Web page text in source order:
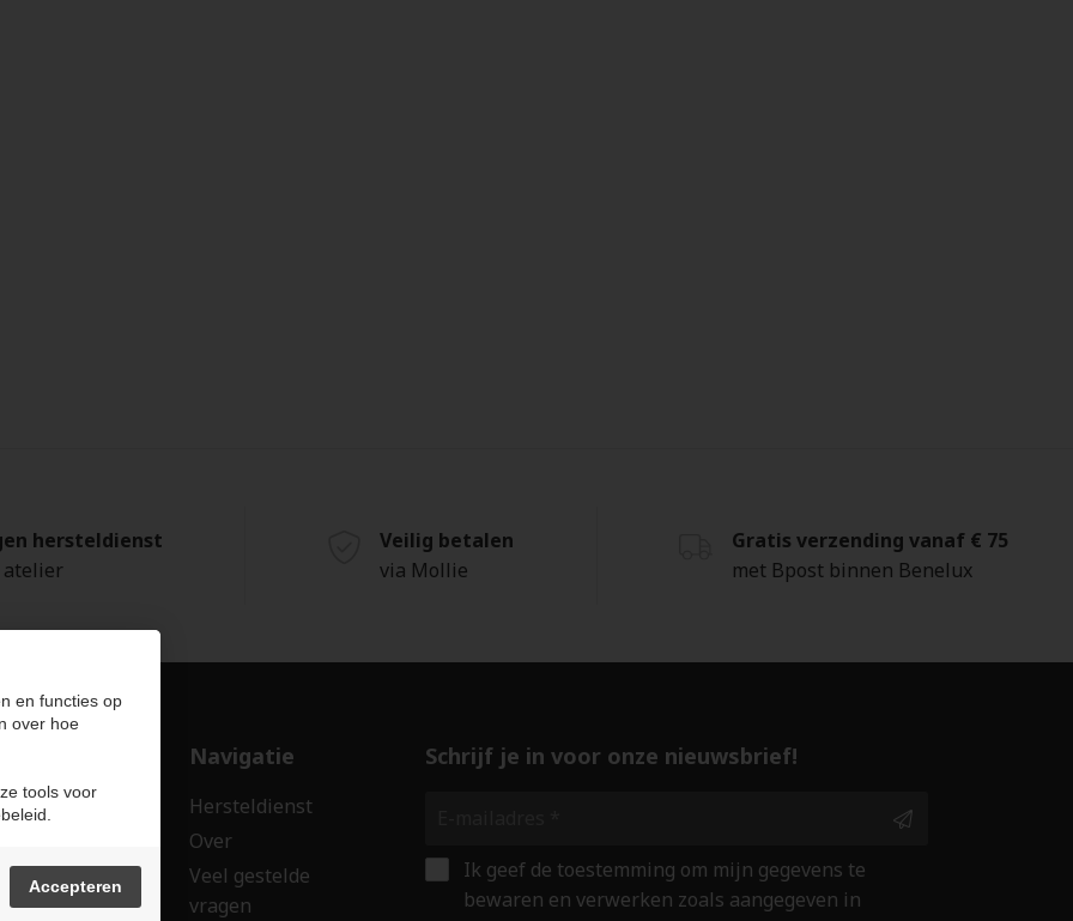
hersteldienst
atelier
Veilig betalen
via Mollie
Gratis verzending vanaf € 75
met Bpost binnen Benelux
Navigatie
Hersteldienst
Over
Veel gestelde
vragen
Schrijf je in voor onze nieuwsbrief!
Ik geef de toestemming om mijn gegevens te
bewaren en verwerken zoals aangegeven in
en functies op
over hoe
tools voor
Accepteren